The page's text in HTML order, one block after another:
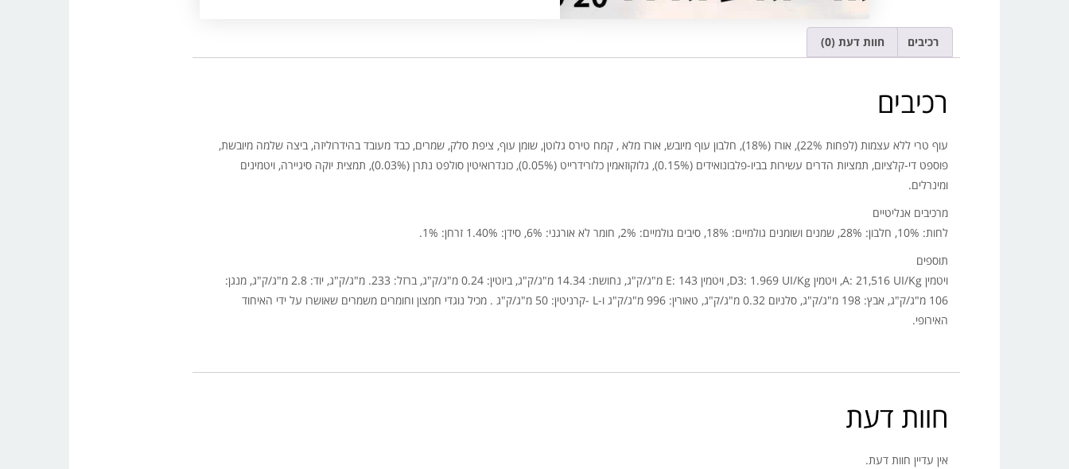
רכיבים חוות דעת (0)
רכיבים
עוף טרי ללא עצמות (לפחות 22%), אורז (18%), חלבון עוף מיובש, אורז מלא , קמח טירס גלוטן, שומן עוף, ציפת סלק, שמרים, כבד מעובד בהידרוליזה, ביצה שלמה מיובשת,
פוספט די-קלציום, תמציות הדרים עשירות בביו-פלבונואידים (0.15%), גלוקוזאמין כלורידרייט (0.05%), כונדרואיטין סולפט נתרן (0.03%), תמצית יוקה סיגיירה, ויטמינים
ומינרלים.
מרכיבים אנליטיים
לחות: 10%, חלבון: 28%, שמנים ושומנים גולמיים: 18%, סיבים גולמיים: 2%, חומר לא אורגני: 6%, סידן: 1.40% זרחן: 1%.
תוספים
ויטמין A: 21,516 UI/Kg, ויטמין D3: 1.969 UI/Kg, ויטמין E: 143 מ"ג/ק"ג, נחושת: 14.34 מ"ג/ק"ג, ביוטין: 0.24 מ"ג/ק"ג, ברזל: 233. מ"ג/ק"ג, יוד: 2.8 מ"ג/ק"ג, מנגן:
106 מ"ג/ק"ג, אבץ: 198 מ"ג/ק"ג, סלניום 0.32 מ"ג/ק"ג, טאורין: 996 מ"ג/ק"ג ו-L -קרניטין: 50 מ"ג/ק"ג . מכיל נוגדי חמצון וחומרים משמרים שאושרו על ידי האיחוד
האירופי.
חוות דעת
אין עדיין חוות דעת.